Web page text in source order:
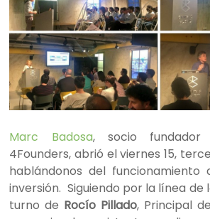
Marc Badosa, socio fundador
4Founders, abrió el viernes 15,
hablándonos del funcionamiento
inversión. Siguiendo por la línea de
turno de Rocío Pillado, Principal